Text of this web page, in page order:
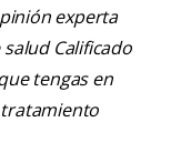
experta
Calificado
tengas en